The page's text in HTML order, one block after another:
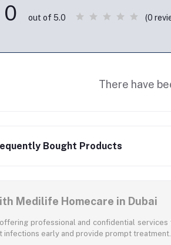
0 out of 5.0 (0
There have
Bought Products
Medilife Homecare in Dubai
professional and confidential
infections early and provide prompt treatment.